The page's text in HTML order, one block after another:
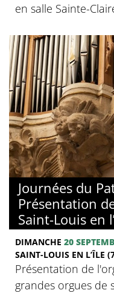
en salle Sainte-
Journées du
Présentation
Saint-Louis en
DIMANCHE 20
SAINT-LOUIS EN L’ÎLE
Présentation de
grandes orgues de